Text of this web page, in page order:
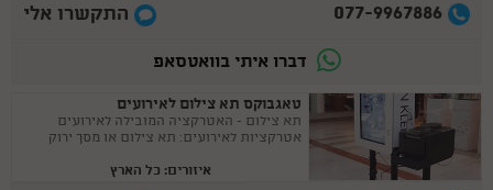
077-9967886 התקשרו אלי
דברו איתי בוואטסאפ
טאגבוקס תא צילום לאירועים
תא צילום - האטרקציה המובילה לאירועים
אטרקציות לאירועים: תא צילום או מסך ירוק
איזורים: כל הארץ